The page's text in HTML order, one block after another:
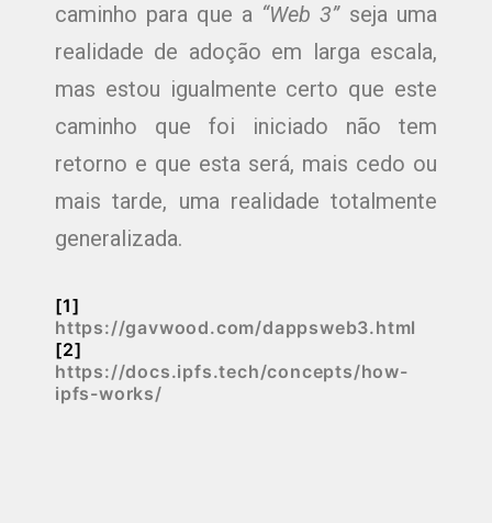
caminho para que a “Web 3”seja uma
realidade de adoção em larga escala,
mas estou igualmente certo que este
caminho que foi iniciado não tem
retorno e que esta será, mais cedo ou
mais tarde, uma realidade totalmente
generalizada.
[1]
https://gavwood.com/dappsweb3.html
[2]
https://docs.ipfs.tech/concepts/how-
ipfs-works/